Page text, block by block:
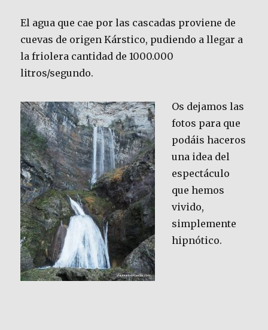
El agua que cae por las cascadas proviene de
cuevas de origen Kárstico, pudiendo a llegar a
la friolera cantidad de 1000.000
litros/segundo.
Os dejamos las
fotos para que
podáis haceros
una idea del
espectáculo
que hemos
vivido,
simplemente
hipnótico.